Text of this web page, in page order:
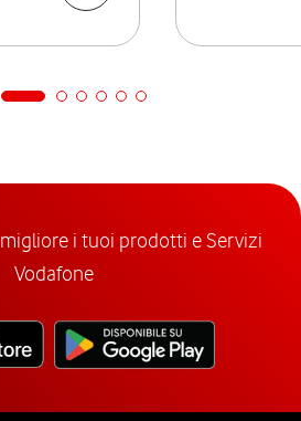
i tuoi prodotti e Servizi
Vodafone